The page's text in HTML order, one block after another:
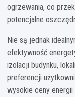
ogrzewania, co
potencjalne
Nie są jednak
efektywność
izolacji budynku,
preferencji
wysokie ceny